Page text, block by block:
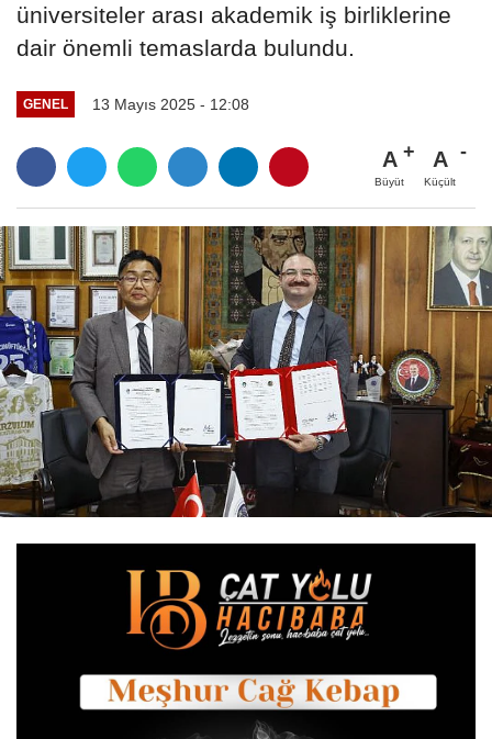
üniversiteler arası akademik iş birliklerine
dair önemli temaslarda bulundu.
GENEL 13 Mayıs 2025 - 12:08
A
Büyüt
A
Küçült